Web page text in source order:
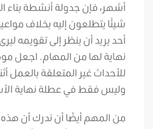
أشهر، فإن جدولة أنشطة
شيئًا يتطلعون إليه بخلاف
أحد يريد أن ينظر إلى تقويمه
نهاية لها من المهام. اجعل
للأحداث غير المتعلقة بالعمل
وليس فقط في عطلة نهاية
من المهم أيضًا أن ندرك أن هذه